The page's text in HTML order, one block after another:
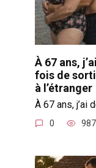
À 67 ans,
fois de
à l’étranger
À 67 ans, j’ai
0 987